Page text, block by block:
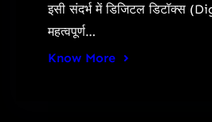
इसी संदर्भ में डिजिटल डिटॉक्स
महत्वपूर्ण…
Know More